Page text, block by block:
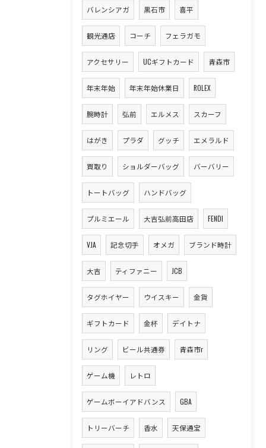
バレンシアガ 黒石市 喜平
観光通店 コーチ フェラガモ
アクセサリー UCギフトカード 青森市
年末年始 年末年始休業日 ROLEX
腕時計 弘前 エルメス スカーフ
はがき プラダ グッチ エメラルド
買取り ショルダーバッグ バーバリー
トートバッグ ハンドバッグ
プルミエール 大吉弘前高田店 FENDI
VJA 記念切手 オメガ ブランド時計
大吉 ティファニー JCB
タグホイヤー ウイスキー 金貨
ギフトカード 金杯 デイトナ
リング ビール共通券 青森市r
ゲーム機 レトロ
ゲームボーイアドバンス GBA
トリーバーチ 香水 天保通宝